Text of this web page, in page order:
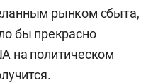
рынком сбыта,
бы прекрасно
на политическом